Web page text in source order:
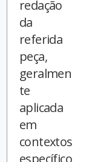
redação
da
referida
peça,
geralmen
te
aplicada
em
contextos
específico